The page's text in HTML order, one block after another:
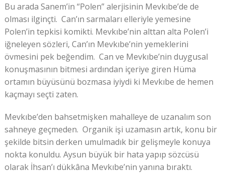
Bu arada Sanem’in “Polen” alerjisinin Mevkıbe’de de
olması ilginçti. Can’ın sarmaları elleriyle yemesine
Polen’in tepkisi komikti. Mevkıbe’nin alttan alta Polen’i
iğneleyen sözleri, Can’ın Mevkıbe’nin yemeklerini
övmesini pek beğendim. Can ve Mevkıbe’nin duygusal
konuşmasının bitmesi ardından içeriye giren Hüma
ortamın büyüsünü bozmasa iyiydi ki Mevkıbe de hemen
kaçmayı seçti zaten.
Mevkıbe’den bahsetmişken mahalleye de uzanalım son
sahneye geçmeden. Organik işi uzamasın artık, konu bir
şekilde bitsin derken umulmadık bir gelişmeyle konuya
nokta konuldu. Aysun büyük bir hata yapıp sözcüsü
olarak İhsan’ı dükkâna Mevkıbe’nin yanına bıraktı.